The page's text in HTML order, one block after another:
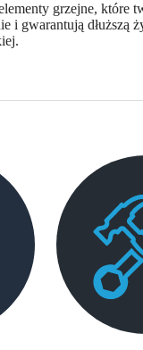
grzejne, które
gwarantują dłuższą